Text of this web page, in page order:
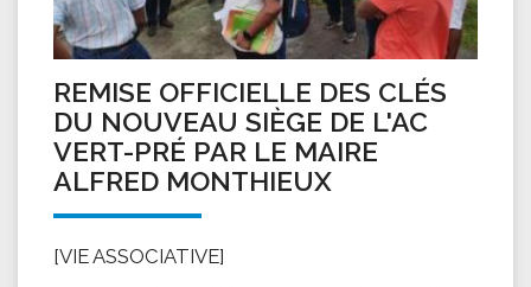
REMISE OFFICIELLE DES CLÉS
DU NOUVEAU SIÈGE DE L'AC
VERT-PRÉ PAR LE MAIRE
ALFRED MONTHIEUX
[VIE ASSOCIATIVE]